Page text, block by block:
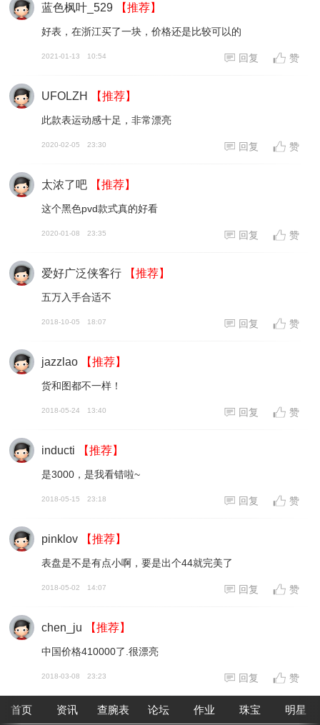
蓝色枫叶_529 【推荐】
好表，在浙江买了一块，价格还是比较可以的
2021-01-13 10:54 回复 赞
UFOLZH 【推荐】
此款表运动感十足，非常漂亮
2020-02-05 23:30 回复 赞
太浓了吧 【推荐】
这个黑色pvd款式真的好看
2020-01-08 23:35 回复 赞
爱好广泛侠客行 【推荐】
五万入手合适不
2018-10-05 18:07 回复 赞
jazzlao 【推荐】
货和图都不一样！
2018-05-24 13:40 回复 赞
inducti 【推荐】
是3000，是我看错啦~
2018-05-15 23:18 回复 赞
pinklov 【推荐】
表盘是不是有点小啊，要是出个44就完美了
2018-05-02 14:07 回复 赞
chen_ju 【推荐】
中国价格410000了.很漂亮
2018-03-08 23:23 回复 赞
首页 资讯 查腕表 论坛 作业 珠宝 明星